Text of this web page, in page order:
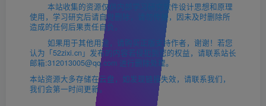
本站收集的资源仅供内部学习研究软件设计思想和原理
使用，学习研究后请自觉删除，请勿传播，因未及时删除所
造成的任何后果责任自负。
如果用于其他用途，请购买正版支持作者，谢谢！若您
认为「52zixi.cn」发布的内容若侵犯到您的权益，请联系站长
邮箱:312013005@qq.com 进行删除处理。
本站资源大多存储在云盘，如发现链接失效，请联系我们，
我们会第一时间更新。